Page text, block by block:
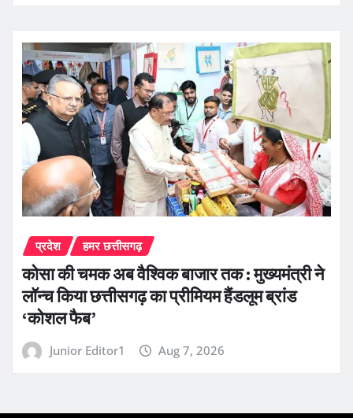
प्रदेश हमर छत्तीसगढ़
कोसा की चमक अब वैश्विक बाजार तक : मुख्यमंत्री ने
लॉन्च किया छत्तीसगढ़ का प्रीमियम हैंडलूम ब्रांड
‘कोशल फैब’
Junior Editor1 Aug 7, 2026